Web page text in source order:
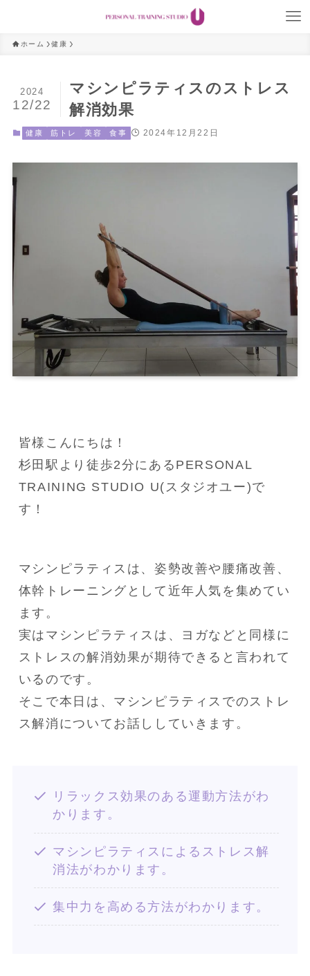
ホーム 健康
マシンピラティスのストレス
解消効果
2024
12/22
健康 筋トレ 美容 食事 2024年12月22日
皆様こんにちは！
杉田駅より徒歩2分にあるPERSONAL
TRAINING STUDIO U(スタジオユー)で
す！
マシンピラティスは、姿勢改善や腰痛改善、
体幹トレーニングとして近年人気を集めてい
ます。
実はマシンピラティスは、ヨガなどと同様に
ストレスの解消効果が期待できると言われて
いるのです。
そこで本日は、マシンピラティスでのストレ
ス解消についてお話ししていきます。
リラックス効果のある運動方法がわ
かります。
マシンピラティスによるストレス解
消法がわかります。
集中力を高める方法がわかります。